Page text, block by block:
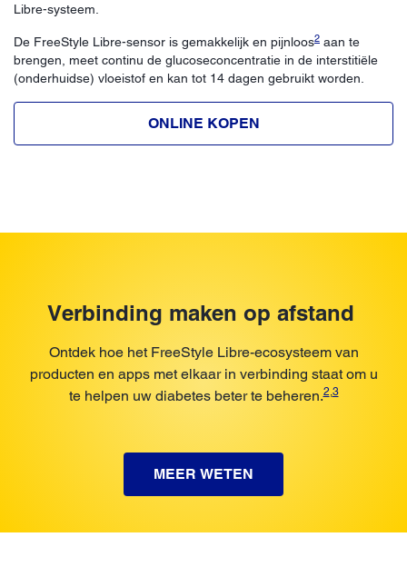
Libre-systeem.
De FreeStyle Libre-sensor is gemakkelijk en pijnloos2 aan te
brengen, meet continu de glucoseconcentratie in de interstitiële
(onderhuidse) vloeistof en kan tot 14 dagen gebruikt worden.
ONLINE KOPEN
Verbinding maken op afstand
Ontdek hoe het FreeStyle Libre-ecosysteem van
producten en apps met elkaar in verbinding staat om u
te helpen uw diabetes beter te beheren.2,3
MEER WETEN